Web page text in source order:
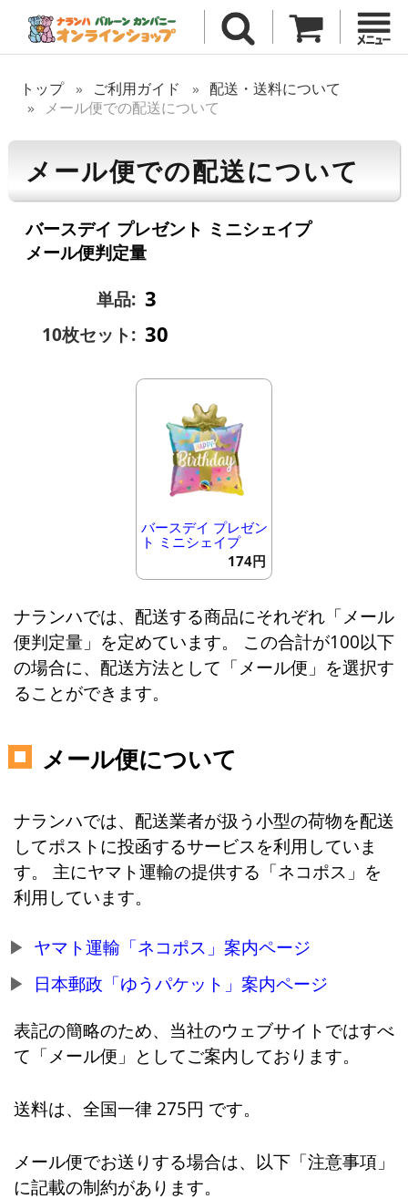
トップ ご利用ガイド
配送・送料について
メール便での配送について
メール便での配送について
バースデイ プレゼント ミニシェイプ
メール便判定量
単品: 3
10枚セット: 30
バースデイ プレゼン
ト ミニシェイプ
174円
ナランハでは、配送する商品にそれぞれ「メール
便判定量」を定めています。 この合計が100以下
の場合に、配送方法として「メール便」を選択す
ることができます。
メール便について
ナランハでは、配送業者が扱う小型の荷物を配送
してポストに投函するサービスを利用していま
す。 主にヤマト運輸の提供する「ネコポス」を
利用しています。
ヤマト運輸「ネコポス」案内ページ
日本郵政「ゆうパケット」案内ページ
表記の簡略のため、当社のウェブサイトではすべ
て「メール便」としてご案内しております。
送料は、全国一律 275円 です。
メール便でお送りする場合は、以下「注意事項」
に記載の制約があります。